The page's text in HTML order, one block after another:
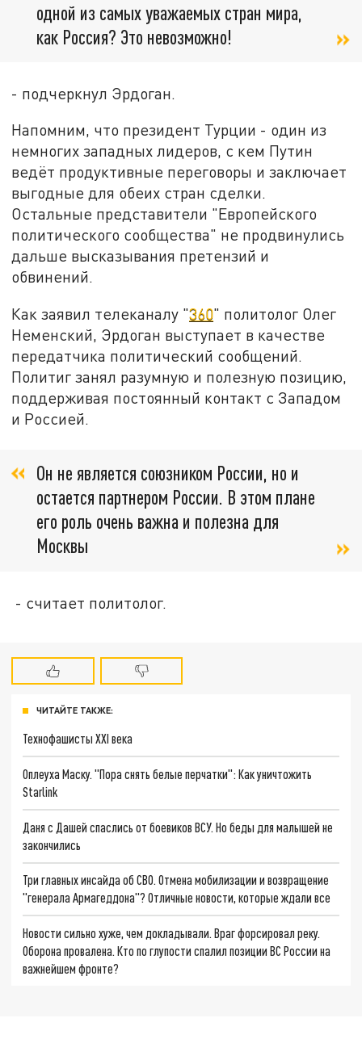
одной из самых уважаемых стран мира,
как Россия? Это невозможно!
- подчеркнул Эрдоган.
Напомним, что президент Турции - один из
немногих западных лидеров, с кем Путин
ведёт продуктивные переговоры и заключает
выгодные для обеих стран сделки.
Остальные представители "Европейского
политического сообщества" не продвинулись
дальше высказывания претензий и
обвинений.
Как заявил телеканалу "360" политолог Олег
Неменский, Эрдоган выступает в качестве
передатчика политический сообщений.
Политиг занял разумную и полезную позицию,
поддерживая постоянный контакт с Западом
и Россией.
Он не является союзником России, но и
остается партнером России. В этом плане
его роль очень важна и полезна для
Москвы
- считает политолог.
ЧИТАЙТЕ ТАКЖЕ:
Технофашисты XXI века
Оплеуха Маску. "Пора снять белые перчатки": Как уничтожить
Starlink
Даня с Дашей спаслись от боевиков ВСУ. Но беды для малышей не
закончились
Три главных инсайда об СВО. Отмена мобилизации и возвращение
"генерала Армагеддона"? Отличные новости, которые ждали все
Новости сильно хуже, чем докладывали. Враг форсировал реку.
Оборона провалена. Кто по глупости спалил позиции ВС России на
важнейшем фронте?